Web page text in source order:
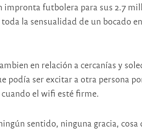
impronta futbolera para sus 2.7
la sensualidad de un bocado
en relación a cercanías y
podía ser excitar a otra persona
el wifi esté firme.
sentido, ninguna gracia, cosa